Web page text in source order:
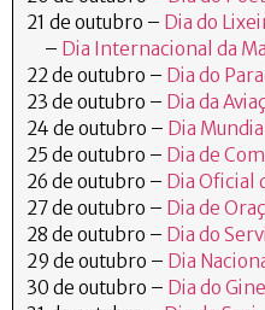
21 de outubro – Dia do
– Dia Internacional da
22 de outubro – Dia do
23 de outubro – Dia da
24 de outubro – Dia
25 de outubro – Dia de
26 de outubro – Dia Oficial
27 de outubro – Dia de
28 de outubro – Dia do
29 de outubro – Dia
30 de outubro – Dia do